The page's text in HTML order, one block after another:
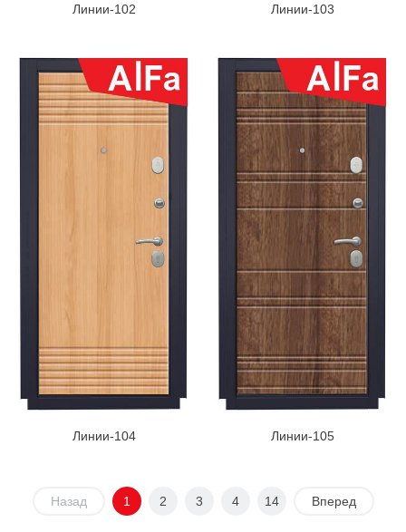
Линии-102 Линии-103
Линии-104 Линии-105
Назад 1 2 3 4 14 Вперед